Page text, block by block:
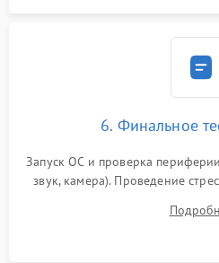
6. Финальное
Запуск ОС и проверка
звук, камера). Проведение
для контроля
системы под